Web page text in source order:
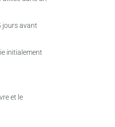
jours avant
initialement
et le